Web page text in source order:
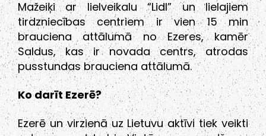
Mažeiķi ar lielveikalu “Lidl” un lielajiem
tirdzniecības centriem ir vien 15 min
brauciena attālumā no Ezeres, kamēr
Saldus, kas ir novada centrs, atrodas
pusstundas brauciena attālumā.
Ko darīt Ezerē?
Ezerē un virzienā uz Lietuvu aktīvi tiek veikti